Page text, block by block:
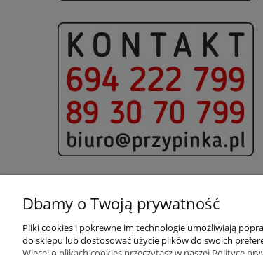
Pomoc Moje
Dbamy o Twoją prywatność
Pliki cookies i pokrewne im technologie umożliwiają
do sklepu lub dostosować użycie plików do swoich